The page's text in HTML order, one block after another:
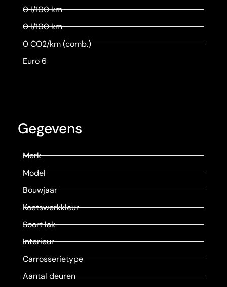
0 l/100 km
0 l/100 km
0 CO2/km (comb.)
Euro 6
Gegevens
Merk
Model
Bouwjaar
Koetswerkkleur
Soort lak
Interieur
Carrosserietype
Aantal deuren